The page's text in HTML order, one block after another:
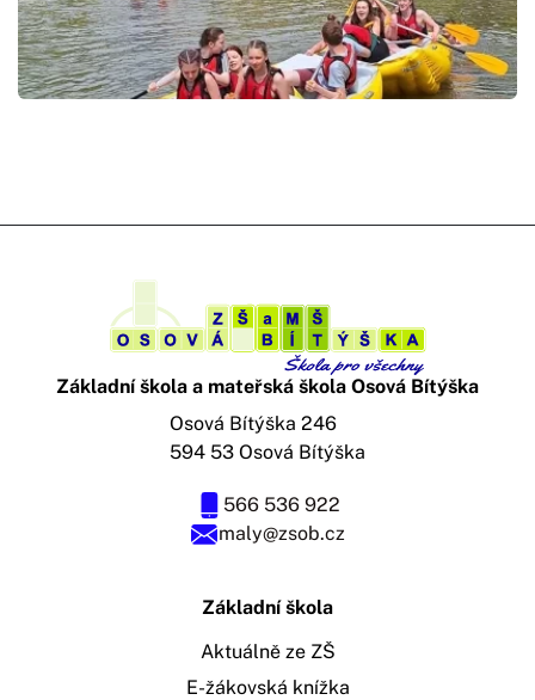
Základní škola a mateřská škola Osová Bítýška
maly@zsob.cz
566 536 922
Osová Bítýška 246
594 53 Osová Bítýška
Základní škola
Aktuálně ze ZŠ
E-žákovská knížka